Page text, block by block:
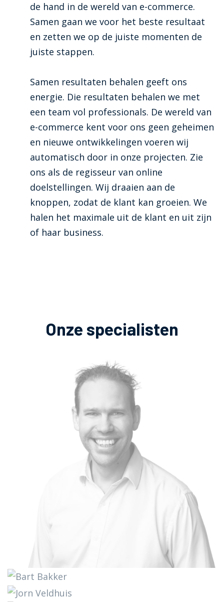
de hand in de wereld van e-commerce.
Samen gaan we voor het beste resultaat
en zetten we op de juiste momenten de
juiste stappen.
Samen resultaten behalen geeft ons
energie. Die resultaten behalen we met
een team vol professionals. De wereld van
e-commerce kent voor ons geen geheimen
en nieuwe ontwikkelingen voeren wij
automatisch door in onze projecten. Zie
ons als de regisseur van online
doelstellingen. Wij draaien aan de
knoppen, zodat de klant kan groeien. We
halen het maximale uit de klant en uit zijn
of haar business.
Onze specialisten